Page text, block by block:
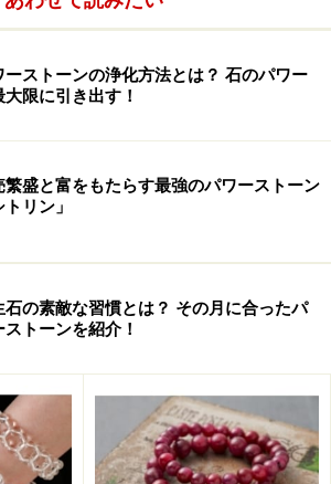
ーストーンブレス事典」
ーストーンの浄化方法とは？ 石のパワー
大限に引き出す！
繁盛と富をもたらす最強のパワーストーン
トリン」
石の素敵な習慣とは？ その月に合ったパ
ストーンを紹介！